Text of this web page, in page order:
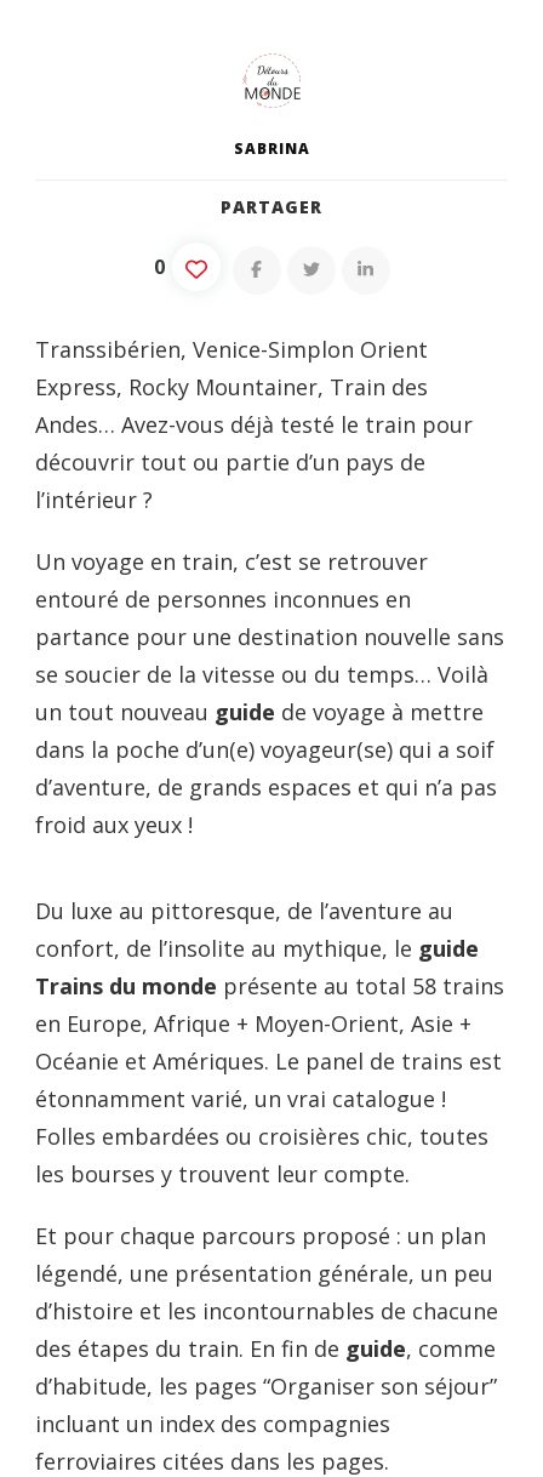
SABRINA
PARTAGER
0
Transsibérien, Venice-Simplon Orient
Express, Rocky Mountainer, Train des
Andes… Avez-vous déjà testé le train pour
découvrir tout ou partie d’un pays de
l’intérieur ?
Un voyage en train, c’est se retrouver
entouré de personnes inconnues en
partance pour une destination nouvelle sans
se soucier de la vitesse ou du temps… Voilà
un tout nouveau guide de voyage à mettre
dans la poche d’un(e) voyageur(se) qui a soif
d’aventure, de grands espaces et qui n’a pas
froid aux yeux !
Du luxe au pittoresque, de l’aventure au
confort, de l’insolite au mythique, le guide
Trains du monde présente au total 58 trains
en Europe, Afrique + Moyen-Orient, Asie +
Océanie et Amériques. Le panel de trains est
étonnamment varié, un vrai catalogue !
Folles embardées ou croisières chic, toutes
les bourses y trouvent leur compte.
Et pour chaque parcours proposé : un plan
légendé, une présentation générale, un peu
d’histoire et les incontournables de chacune
des étapes du train. En fin de guide, comme
d’habitude, les pages “Organiser son séjour”
incluant un index des compagnies
ferroviaires citées dans les pages.